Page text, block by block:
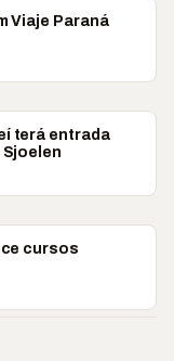
Viaje Paraná
terá entrada
cursos